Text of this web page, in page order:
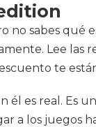
no sabes qué
Lee las
te
él es real. Es
a los juegos